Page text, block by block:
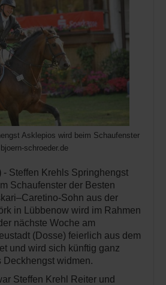
Asklepios wird beim Schaufenster der
schroeder.de
- Steffen Krehls Springhengst
Schaufenster der Besten
Sohn aus der
in Lübbenow wird im Rahmen
nächste Woche am
(Dosse) feierlich aus dem
und wird sich künftig ganz
Deckhengst widmen.
Steffen Krehl Reiter und